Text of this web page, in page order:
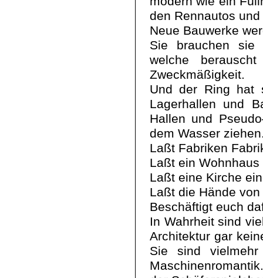
den Rennautos
Neue Bauwerke
Sie brauchen sie
welche
Zweckmäßigkeit.
Und der Ring hat
Lagerhallen und
Hallen und
dem Wasser
Laßt Fabriken
Laßt ein
Laßt eine Kirche
Laßt die Hände
Beschäftigt euch
In Wahrheit sind
Architektur gar
Sie sind